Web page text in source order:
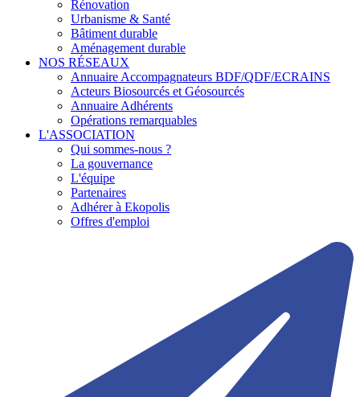
Rénovation
Urbanisme & Santé
Bâtiment durable
Aménagement durable
NOS RÉSEAUX
Annuaire Accompagnateurs BDF/QDF/ECRAINS
Acteurs Biosourcés et Géosourcés
Annuaire Adhérents
Opérations remarquables
L'ASSOCIATION
Qui sommes-nous ?
La gouvernance
L'équipe
Partenaires
Adhérer à Ekopolis
Offres d'emploi